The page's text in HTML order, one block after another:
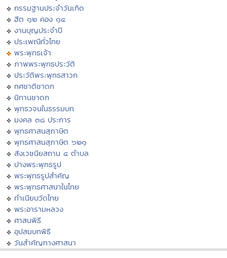
กรรมฐานประจำวันเกิด
ฮีต ๑๒ คอง ๑๔
งานบุญประจำปี
ประเพณีทั่วไทย
พระพุทธเจ้า
ภาพพระพุทธประวัติ
ประวัติพระพุทธสาวก
ทศชาติชาดก
นิทานชาดก
พุทธวจนในธรรมบท
มงคล ๓๘ ประการ
พุทธศาสนสุภาษิต
พุทธศาสนสุภาษิต ๖๒๑
สังเวชนียสถาน ๔ ตำบล
ปางพระพุทธรูป
พระพุทธรูปสำคัญ
พระพุทธศาสนาในไทย
ทำเนียบวัดไทย
พระอารามหลวง
ศาสนพิธี
อุปสมบทพิธี
วันสำคัญทางศาสนา